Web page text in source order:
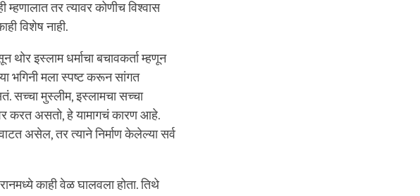
तर त्यावर कोणीच विश्वास
विशेष नाही.
इस्लाम धर्माचा बचावकर्ता म्हणून
भगिनी मला स्पष्ट करून सांगत
मुस्लीम, इस्लामचा सच्चा
करत असतो, हे यामागचं कारण आहे.
असेल, तर त्याने निर्माण केलेल्या सर्व
काही वेळ घालवला होता. तिथे